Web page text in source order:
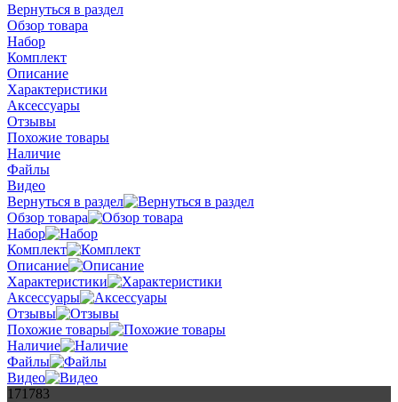
Вернуться в раздел
Обзор товара
Набор
Комплект
Описание
Характеристики
Аксессуары
Отзывы
Похожие товары
Наличие
Файлы
Видео
Вернуться в раздел
Обзор товара
Набор
Комплект
Описание
Характеристики
Аксессуары
Отзывы
Похожие товары
Наличие
Файлы
Видео
171783